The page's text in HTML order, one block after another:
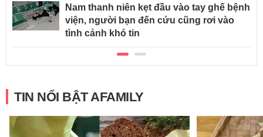
Nam thanh niên kẹt đầu vào tay ghế bệnh
viện, người bạn đến cứu cũng rơi vào
tình cảnh khó tin
TIN NỔI BẬT AFAMILY